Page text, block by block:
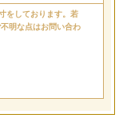
をしております。若
明な点はお問い合わ